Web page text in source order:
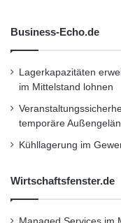
Informationen,
Kommandos
zwischen
beispielsweise
Klimaanlage.
die
wie
Business-Echo.de
Lagerkapazitäten
im Mittelstand lohnen
temporäre
Kühllagerung im
Wirtschaftsfenster.de